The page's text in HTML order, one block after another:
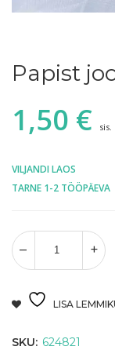
Papist
1,50 € sis.
VILJANDI LAOS
TARNE 1-2 TÖÖPÄEVA
LISA
SKU: 624821